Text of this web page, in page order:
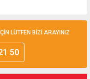
LÜTFEN BİZİ ARAYINIZ
50